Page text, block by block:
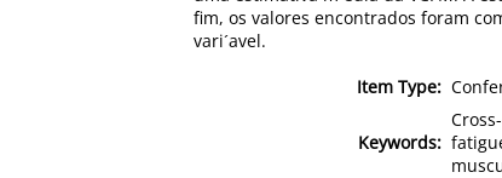
fim, os valores encontrados foram
vari´avel.
Item Type:
Keywords: